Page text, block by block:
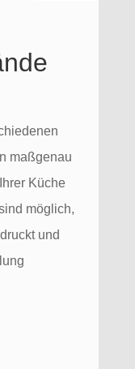
maßgenau
Küche
möglich,
und